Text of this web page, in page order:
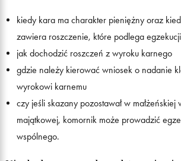
kiedy kara ma charakter pieniężny oraz
zawiera roszczenie, które podlega
jak dochodzić roszczeń z wyroku karnego
gdzie należy kierować wniosek o nadanie
wyrokowi karnemu
czy jeśli skazany pozostawał w małżeńskiej
majątkowej, komornik może prowadzić
wspólnego.